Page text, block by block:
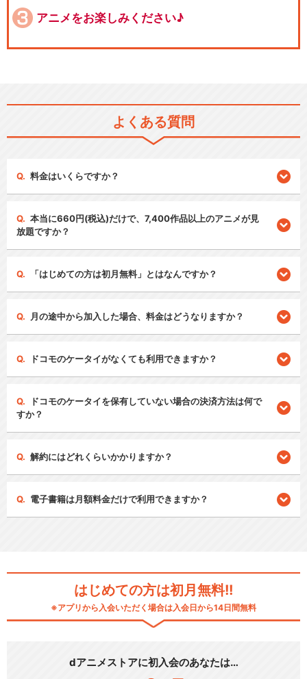
アニメをお楽しみください♪
よくある質問
料金はいくらですか？
本当に660円(税込)だけで、7,400作品以上のアニメが見
放題ですか？
「はじめての方は初月無料」とはなんですか？
月の途中から加入した場合、料金はどうなりますか？
ドコモのケータイがなくても利用できますか？
ドコモのケータイを保有していない場合の決済方法は何で
すか？
解約にはどれくらいかかりますか？
電子書籍は月額料金だけで利用できますか？
はじめての方は初月無料!!
※アプリから入会いただく場合は入会日から14日間無料
dアニメストアに初入会のあなたは…